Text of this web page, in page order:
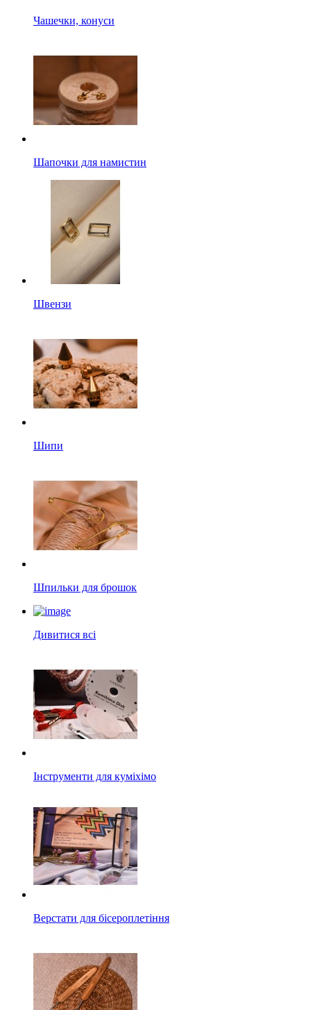
Чашечки, конуси
Шапочки для намистин
Швензи
Шипи
Шпильки для брошок
Дивитися всі
Інструменти для куміхімо
Верстати для бісероплетіння